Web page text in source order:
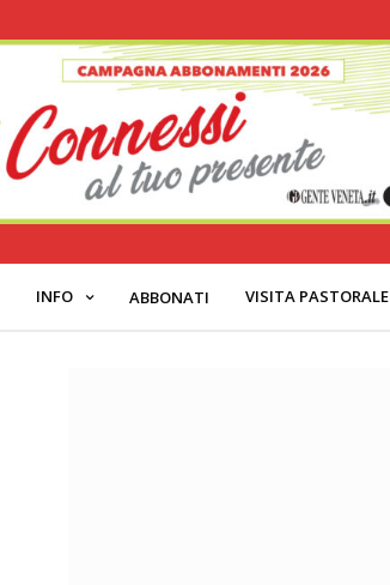
INFO ABBONATI VISITA PASTORALE